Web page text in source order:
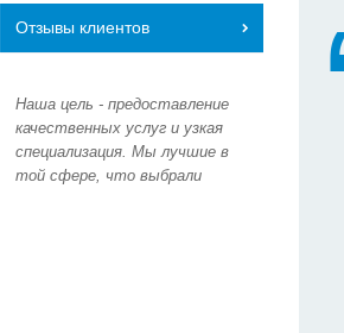
Отзывы клиентов
Наша цель - предоставление
качественных услуг и узкая
специализация. Мы лучшие в
той сфере, что выбрали